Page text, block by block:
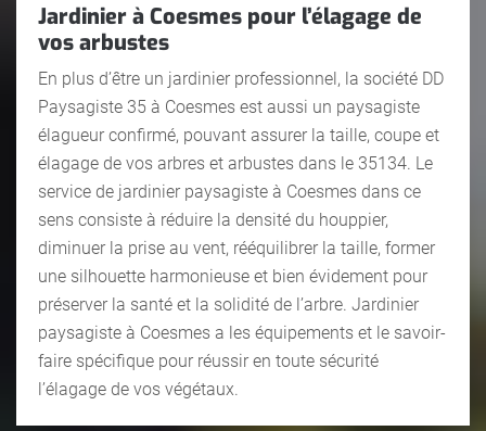
Jardinier à Coesmes pour l’élagage de
vos arbustes
En plus d’être un jardinier professionnel, la société DD
Paysagiste 35 à Coesmes est aussi un paysagiste
élagueur confirmé, pouvant assurer la taille, coupe et
élagage de vos arbres et arbustes dans le 35134. Le
service de jardinier paysagiste à Coesmes dans ce
sens consiste à réduire la densité du houppier,
diminuer la prise au vent, rééquilibrer la taille, former
une silhouette harmonieuse et bien évidement pour
préserver la santé et la solidité de l’arbre. Jardinier
paysagiste à Coesmes a les équipements et le savoir-
faire spécifique pour réussir en toute sécurité
l’élagage de vos végétaux.